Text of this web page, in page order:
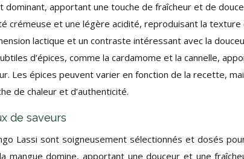
dominant, apportant une touche de fraîcheur et de
crémeuse et une légère acidité, reproduisant la texture
lactique et un contraste intéressant avec la
d’épices, comme la cardamome et la cannelle,
Les épices peuvent varier en fonction de la recette,
de chaleur et d’authenticité.
de saveurs
Lassi sont soigneusement sélectionnés et dosés
mangue domine, apportant une douceur et une